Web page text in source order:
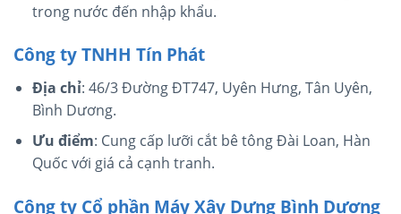
trong nước đến nhập khẩu.
Công ty TNHH Tín Phát
Địa chỉ: 46/3 Đường ĐT747, Uyên Hưng, Tân Uyên,
Bình Dương.
Ưu điểm: Cung cấp lưỡi cắt bê tông Đài Loan, Hàn
Quốc với giá cả cạnh tranh.
Công ty Cổ phần Máy Xây Dựng Bình Dương